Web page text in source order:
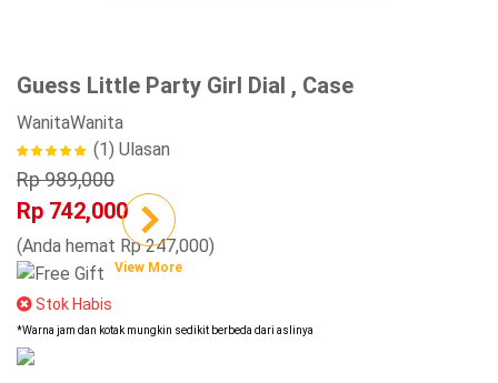
Guess Little Party Girl Dial , Case
WanitaWanita
(1) Ulasan
Rp 989,000
Rp 742,000
(Anda hemat Rp 247,000)
Stok Habis
*Warna jam dan kotak mungkin sedikit berbeda dari aslinya
View More